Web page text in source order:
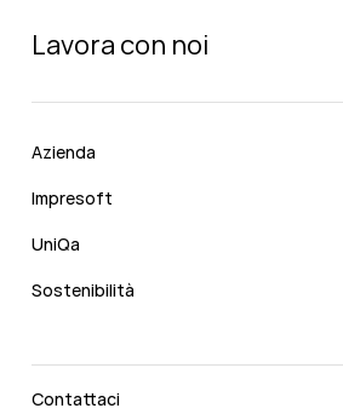
Lavora con noi
Azienda
Impresoft
UniQa
Sostenibilità
Contattaci